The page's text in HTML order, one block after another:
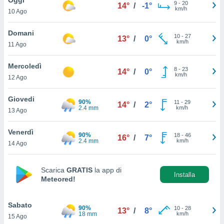
è
al sito
di
ci
di
il
un
la
nella
10 Ago
14° / -1° 9- 20
km/h
Domani
11 Ago
13° / 0° 10- 27
km/h
Mercoledì
12 Ago
14° / 0° 8- 23
km/h
Giovedi
13 Ago
90%
2.4 mm
14° / 2° 11 - 29
km/h
Venerdì
14 Ago
90%
2.4 mm
16° / 7° 18- 46
km/h
Scarica GRATIS la app di
Meteored!
Installa
Sabato
15 Ago
90%
18 mm
13° / 8° 10- 28
km/h